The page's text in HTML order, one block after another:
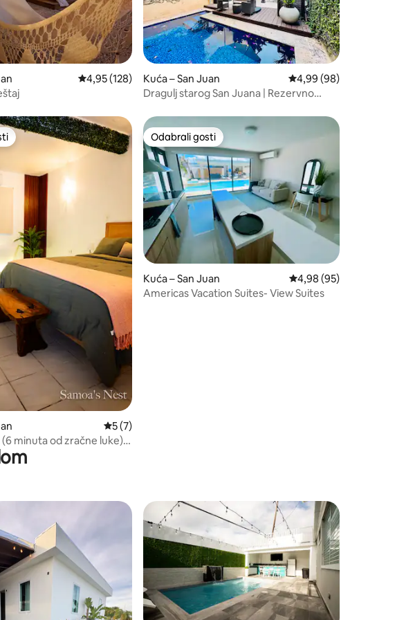
152 Prosječna ocjena: 4,95/5, recenzija: 128
4,95 (128)
Kuća – San Juan Prosječna ocjena:
4,99 (98)
Dragulj starog San Juana | Rezervno
70
Prosječna ocjena: 5/5, recenzija: 7
5 (7)
minuta od zračne luke) +
Odabrali gosti
Odabrali gosti
Kuća – San Juan Prosječna ocjena:
4,98 (95)
Americas Vacation Suites- View Suites